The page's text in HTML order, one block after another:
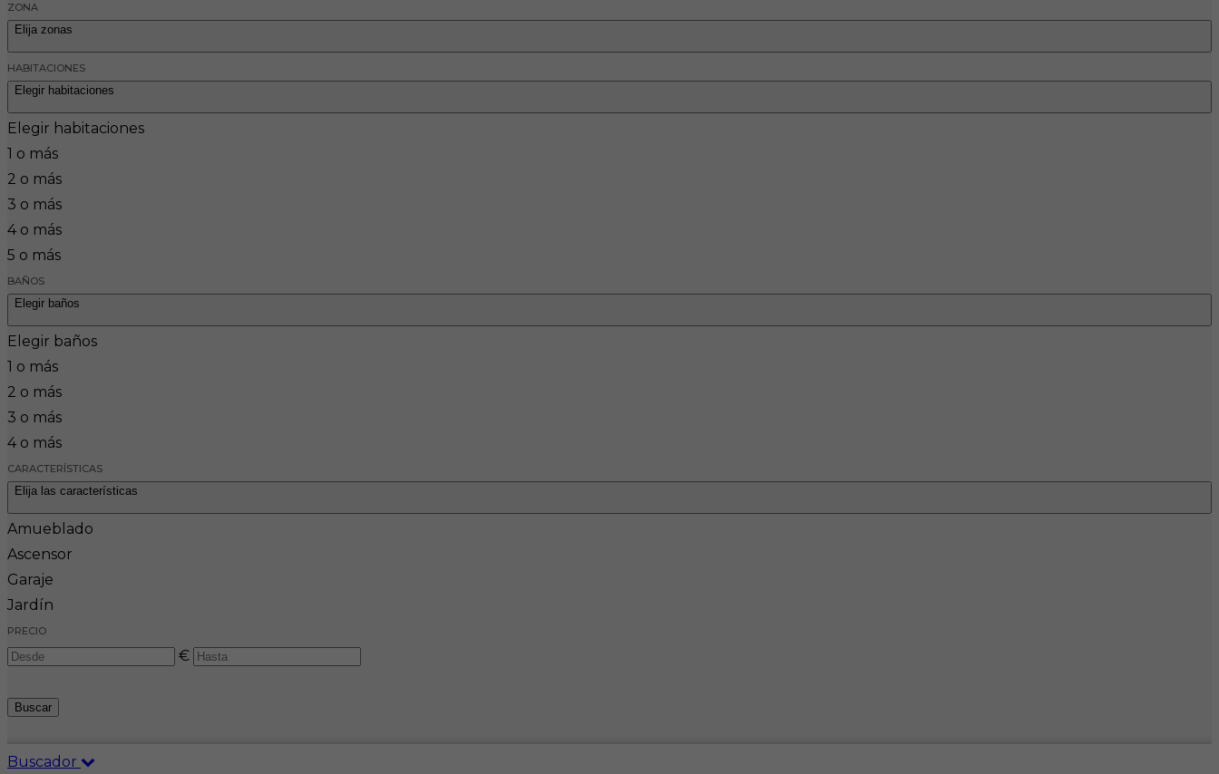
ZONA
Elija zonas
HABITACIONES
Elegir habitaciones
Elegir habitaciones
1 o más
2 o más
3 o más
4 o más
5 o más
BAÑOS
Elegir baños
Elegir baños
1 o más
2 o más
3 o más
4 o más
CARACTERÍSTICAS
Elija las características
Amueblado
Ascensor
Garaje
Jardín
PRECIO
€
Buscar
Buscador